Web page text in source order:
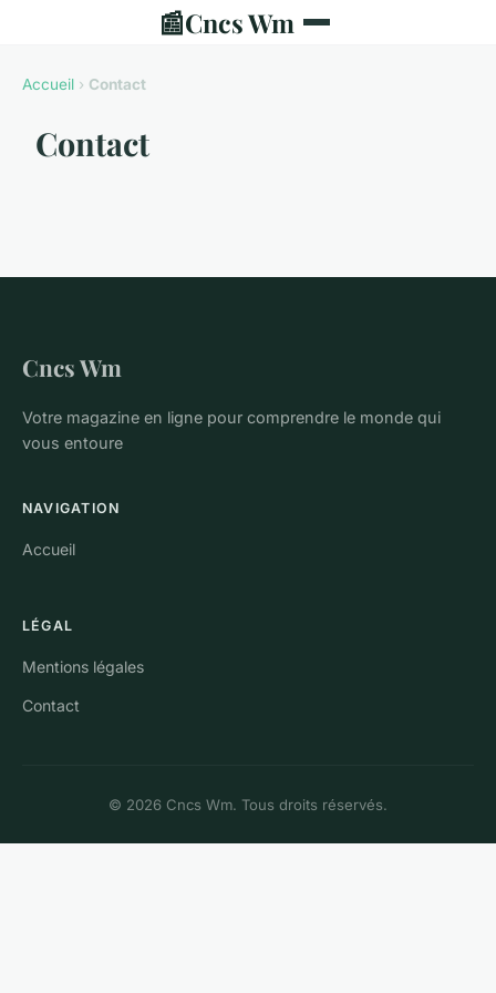
📰Cncs Wm
Accueil › Contact
Contact
Cncs Wm
Votre magazine en ligne pour comprendre le monde qui
vous entoure
NAVIGATION
Accueil
LÉGAL
Mentions légales
Contact
© 2026 Cncs Wm. Tous droits réservés.